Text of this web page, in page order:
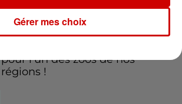
pour l'un des zoos de nos
régions !
Gérer mes choix